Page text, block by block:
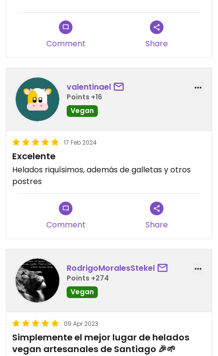
Comment Share
valentinael
Points +16
Vegan
17 Feb 2024
Excelente
Helados riquísimos, además de galletas y otros
postres
Comment Share
RodrigoMoralesStekel
Points +274
Vegan
09 Apr 2023
Simplemente el mejor lugar de helados
vegan artesanales de Santiago 🎉🌱